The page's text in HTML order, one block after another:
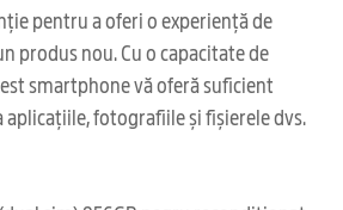
pentru a oferi o experiență de
produs nou. Cu o capacitate de
smartphone vă oferă suficient
fotografiile și fișierele dvs.